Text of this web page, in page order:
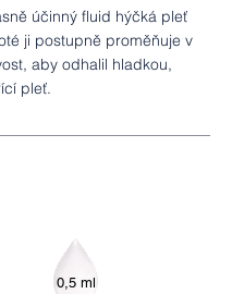
účinný fluid hýčká pleť
ji postupně proměňuje v
aby odhalil hladkou,
pleť.
0,5 ml